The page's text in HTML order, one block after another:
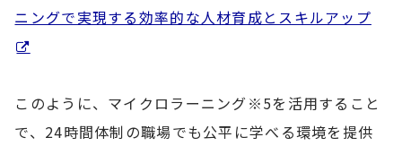
ニングで実現する効率的な人材育成とスキルアップ
このように、マイクロラーニング※5を活用すること
で、24時間体制の職場でも公平に学べる環境を提供